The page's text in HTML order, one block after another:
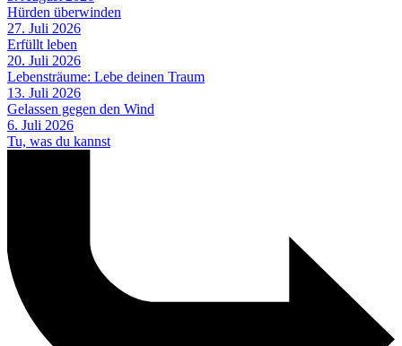
Hürden überwinden
27. Juli 2026
Erfüllt leben
20. Juli 2026
Lebensträume: Lebe deinen Traum
13. Juli 2026
Gelassen gegen den Wind
6. Juli 2026
Tu, was du kannst